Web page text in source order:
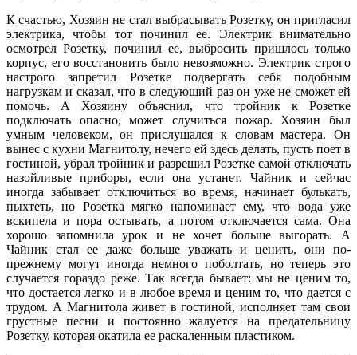
К счастью, Хозяин не стал выбрасывать Розетку, он пригласил
электрика, чтобы тот починил ее. Электрик внимательно
осмотрел Розетку, починил ее, выбросить пришлось только
корпус, его восстановить было невозможно. Электрик строго
настрого запретил Розетке подвергать себя подобным
нагрузкам и сказал, что в следующий раз он уже не сможет ей
помочь. А Хозяину объяснил, что тройник к Розетке
подключать опасно, может случиться пожар. Хозяин был
умным человеком, он прислушался к словам мастера. Он
вынес с кухни Магнитолу, нечего ей здесь делать, пусть поет в
гостиной, убрал тройник и разрешил Розетке самой отключать
назойливые приборы, если она устанет. Чайник и сейчас
иногда забывает отключиться во время, начинает булькать,
пыхтеть, но Розетка мягко напоминает ему, что вода уже
вскипела и пора остывать, а потом отключается сама. Она
хорошо запомнила урок и не хочет больше выгорать. А
Чайник стал ее даже больше уважать и ценить, они по-
прежнему могут иногда немного поболтать, но теперь это
случается гораздо реже. Так всегда бывает: мы не ценим то,
что достается легко и в любое время и ценим то, что дается с
трудом. А Магнитола живет в гостиной, исполняет там свои
грустные песни и постоянно жалуется на предательницу
Розетку, которая окатила ее раскаленным пластиком.